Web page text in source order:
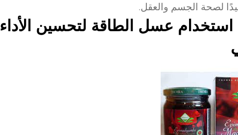
لصحة الجسم والعقل.
استخدام عسل الطاقة لتحسين الأداء